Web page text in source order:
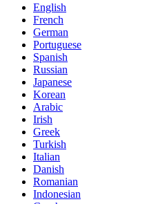
English
French
German
Portuguese
Spanish
Russian
Japanese
Korean
Arabic
Irish
Greek
Turkish
Italian
Danish
Romanian
Indonesian